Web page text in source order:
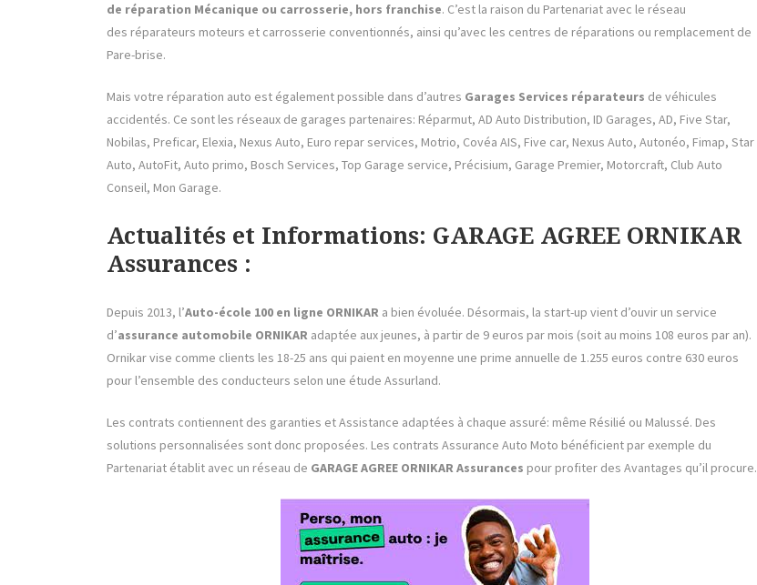
de réparation Mécanique ou carrosserie, hors franchise. C’est la raison du Partenariat avec le réseau
des réparateurs moteurs et carrosserie conventionnés, ainsi qu’avec les centres de réparations ou remplacement de
Pare-brise.
Mais votre réparation auto est également possible dans d’autres Garages Services réparateurs de véhicules
accidentés. Ce sont les réseaux de garages partenaires: Réparmut, AD Auto Distribution, ID Garages, AD, Five Star,
Nobilas, Preficar, Elexia, Nexus Auto, Euro repar services, Motrio, Covéa AIS, Five car, Nexus Auto, Autonéo, Fimap, Star
Auto, AutoFit, Auto primo, Bosch Services, Top Garage service, Précisium, Garage Premier, Motorcraft, Club Auto
Conseil, Mon Garage.
Actualités et Informations: GARAGE AGREE ORNIKAR
Assurances :
Depuis 2013, l’Auto-école 100 en ligne ORNIKAR a bien évoluée. Désormais, la start-up vient d’ouvir un service
d’assurance automobile ORNIKAR adaptée aux jeunes, à partir de 9 euros par mois (soit au moins 108 euros par an).
Ornikar vise comme clients les 18-25 ans qui paient en moyenne une prime annuelle de 1.255 euros contre 630 euros
pour l’ensemble des conducteurs selon une étude Assurland.
Les contrats contiennent des garanties et Assistance adaptées à chaque assuré: même Résilié ou Malussé. Des
solutions personnalisées sont donc proposées. Les contrats Assurance Auto Moto bénéficient par exemple du
Partenariat établit avec un réseau de GARAGE AGREE ORNIKAR Assurances pour profiter des Avantages qu’il procure.